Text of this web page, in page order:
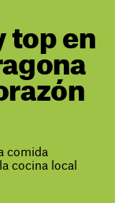
top en
comida
cocina local